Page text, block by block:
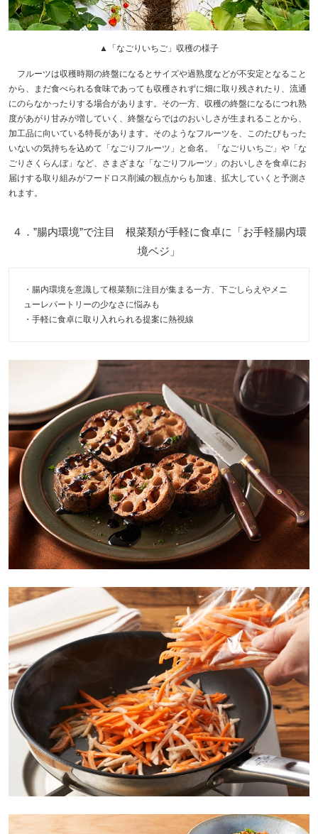
▲「なごりいちご」収穫の様子
フルーツは収穫時期の終盤になるとサイズや過熟度などが不安定となること
から、まだ食べられる食味であっても収穫されずに畑に取り残されたり、流通
にのらなかったりする場合があります。その一方、収穫の終盤になるにつれ熟
度があがり甘みが増していく、終盤ならではのおいしさが生まれることから、
加工品に向いている特長があります。そのようなフルーツを、このたびもった
いないの気持ちを込めて「なごりフルーツ」と命名。「なごりいちご」や「な
ごりさくらんぼ」など、さまざまな「なごりフルーツ」のおいしさを食卓にお
届けする取り組みがフードロス削減の観点からも加速、拡大していくと予測さ
れます。
４．”腸内環境”で注目 根菜類が手軽に食卓に「お手軽腸内環
境ベジ」
・腸内環境を意識して根菜類に注目が集まる一方、下ごしらえやメニ
ューレパートリーの少なさに悩みも
・手軽に食卓に取り入れられる提案に熱視線